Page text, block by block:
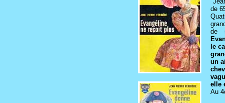
de
de
le
un
elle
Au